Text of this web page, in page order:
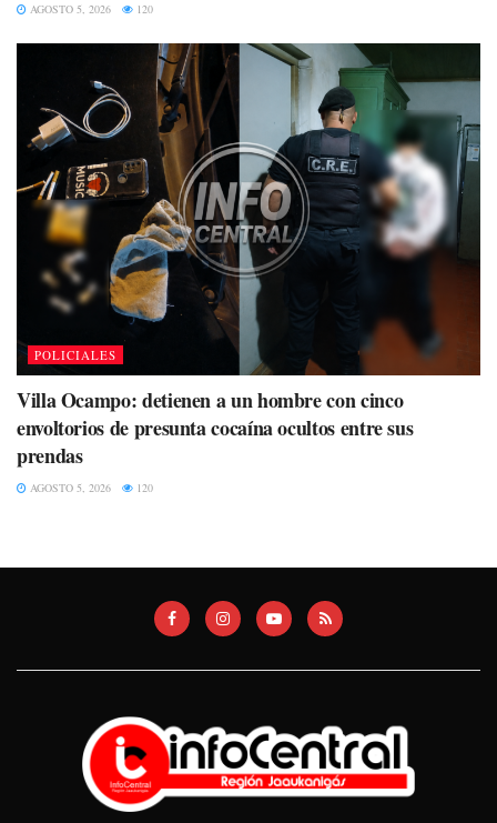
AGOSTO 5, 2026 120
POLICIALES
Villa Ocampo: detienen a un hombre con cinco
envoltorios de presunta cocaína ocultos entre sus
prendas
AGOSTO 5, 2026 120